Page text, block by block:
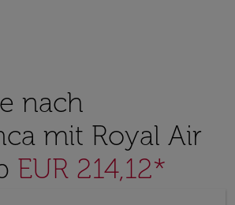
nach
mit Royal Air
EUR 214,12*